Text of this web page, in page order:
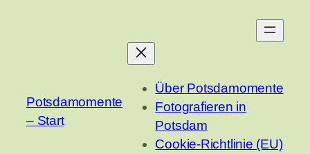
Potsdamomente
– Start
Über Potsdamomente
Fotografieren in
Potsdam
Cookie-Richtlinie (EU)